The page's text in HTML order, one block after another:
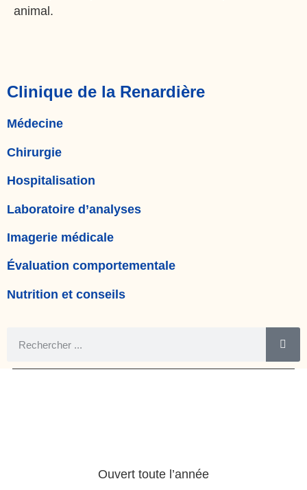
animal.
Clinique de la Renardière
Médecine
Chirurgie
Hospitalisation
Laboratoire d’analyses
Imagerie médicale
Évaluation comportementale
Nutrition et conseils
Ouvert toute l’année